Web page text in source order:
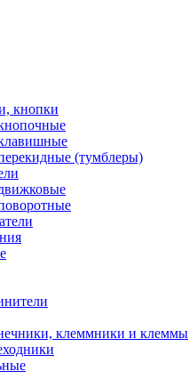
кнопки
(тумблеры)
клеммники и клеммы